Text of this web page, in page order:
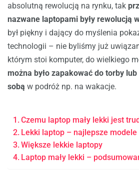
absolutną rewolucją na rynku, tak
nazwane laptopami były rewolucją
był piękny i dający do myślenia
technologii – nie byliśmy już
którym stoi komputer, do wielkiego
można było zapakować do torby
sobą w podróż np. na wakacje.
Czemu laptop mały lekki jest
Lekki laptop – najlepsze modele
Większe lekkie laptopy
Laptop mały lekki –